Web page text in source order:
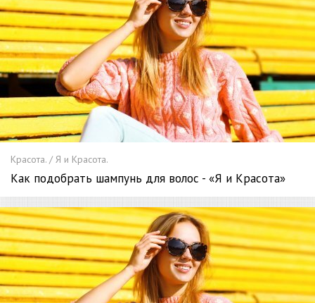
Красота. / Я и Красота.
Как подобрать шампунь для волос - «Я и Красота»